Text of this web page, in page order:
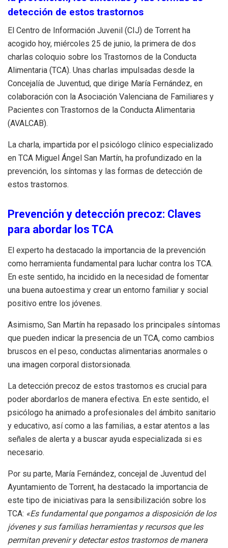
detección de estos trastornos
El Centro de Información Juvenil (CIJ) de Torrent ha
acogido hoy, miércoles 25 de junio, la primera de dos
charlas coloquio sobre los Trastornos de la Conducta
Alimentaria (TCA). Unas charlas impulsadas desde la
Concejalía de Juventud, que dirige María Fernández, en
colaboración con la Asociación Valenciana de Familiares y
Pacientes con Trastornos de la Conducta Alimentaria
(AVALCAB).
La charla, impartida por el psicólogo clínico especializado
en TCA Miguel Ángel San Martín, ha profundizado en la
prevención, los síntomas y las formas de detección de
estos trastornos.
Prevención y detección precoz: Claves
para abordar los TCA
El experto ha destacado la importancia de la prevención
como herramienta fundamental para luchar contra los TCA.
En este sentido, ha incidido en la necesidad de fomentar
una buena autoestima y crear un entorno familiar y social
positivo entre los jóvenes.
Asimismo, San Martín ha repasado los principales síntomas
que pueden indicar la presencia de un TCA, como cambios
bruscos en el peso, conductas alimentarias anormales o
una imagen corporal distorsionada.
La detección precoz de estos trastornos es crucial para
poder abordarlos de manera efectiva. En este sentido, el
psicólogo ha animado a profesionales del ámbito sanitario
y educativo, así como a las familias, a estar atentos a las
señales de alerta y a buscar ayuda especializada si es
necesario.
Por su parte, María Fernández, concejal de Juventud del
Ayuntamiento de Torrent, ha destacado la importancia de
este tipo de iniciativas para la sensibilización sobre los
TCA: «Es fundamental que pongamos a disposición de los
jóvenes y sus familias herramientas y recursos que les
permitan prevenir y detectar estos trastornos de manera